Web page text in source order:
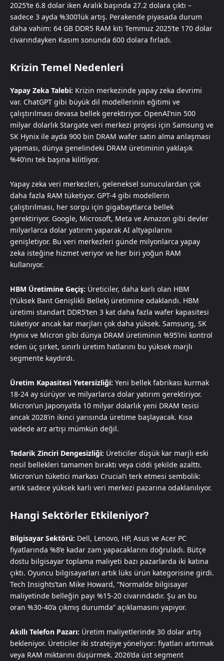
2025’te 6.8 dolar iken Aralık başında 27.2 dolara çıktı –
sadece 3 ayda %300’lük artış. Perakende piyasada durum
daha vahim: 64 GB DDR5 RAM kiti Temmuz 2025’te 170 dolar
civarındayken Kasım sonunda 600 dolara fırladı.
Krizin Temel Nedenleri
Yapay Zeka Talebi: Krizin merkezinde yapay zeka devrimi
var. ChatGPT gibi büyük dil modellerinin eğitimi ve
çalıştırılması devasa bellek gerektiriyor. OpenAI’nin 500
milyar dolarlık Stargate veri merkezi projesi için Samsung ve
SK Hynix ile ayda 900 bin DRAM wafer satın alma anlaşması
yapması, dünya genelindeki DRAM üretiminin yaklaşık
%40’ını tek başına kilitliyor.
Yapay zeka veri merkezleri, geleneksel sunuculardan çok
daha fazla RAM tüketiyor. GPT-4 gibi modellerin
çalıştırılması, her sorgu için gigabaytlarca bellek
gerektiriyor. Google, Microsoft, Meta ve Amazon gibi devler
milyarlarca dolar yatırım yaparak AI altyapılarını
genişletiyor. Bu veri merkezleri günde milyonlarca yapay
zeka isteğine hizmet veriyor ve her biri yoğun RAM
kullanıyor.
HBM Üretimine Geçiş: Üreticiler, daha karlı olan HBM
(Yüksek Bant Genişlikli Bellek) üretimine odaklandı. HBM
üretimi standart DDR5’ten 3 kat daha fazla wafer kapasitesi
tüketiyor ancak kar marjları çok daha yüksek. Samsung, SK
Hynix ve Micron gibi dünya DRAM üretiminin %95’ini kontrol
eden üç şirket, sınırlı üretim hatlarını bu yüksek marjlı
segmente kaydırdı.
Üretim Kapasitesi Yetersizliği: Yeni bellek fabrikası kurmak
18-24 ay sürüyor ve milyarlarca dolar yatırım gerektiriyor.
Micron’un Japonya’da 10 milyar dolarlık yeni DRAM tesisi
ancak 2028’in ikinci yarısında üretime başlayacak. Kısa
vadede arz artışı mümkün değil.
Tedarik Zinciri Dengesizliği: Üreticiler düşük kar marjlı eski
nesil bellekleri tamamen bıraktı veya ciddi şekilde azalttı.
Micron’un tüketici markası Crucial’ı terk etmesi sembolik:
artık sadece yüksek karlı veri merkezi pazarına odaklanılıyor.
Hangi Sektörler Etkileniyor?
Bilgisayar Sektörü: Dell, Lenovo, HP, Asus ve Acer PC
fiyatlarında %8’e kadar zam yapacaklarını doğruladı. Bütçe
dostu bilgisayar toplama maliyeti bazı pazarlarda iki katına
çıktı. Oyuncu bilgisayarları artık lüks ürün kategorisine girdi.
Tech Insights’tan Mike Howard, “Normalde bilgisayar
maliyetinde belleğin payı %15-20 civarındadır. Şu an bu
oran %30-40’a çıkmış durumda” açıklamasını yapıyor.
Akıllı Telefon Pazarı: Üretim maliyetlerinde 30 dolar artış
bekleniyor. Üreticiler iki stratejiye yöneliyor: fiyatları artırmak
veya RAM miktarını düşürmek. 2026’da üst segment